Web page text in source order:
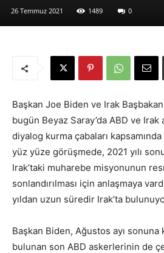
26 Temmuz 2021 1489 0
Başkan Joe Biden ve Irak
bugün Beyaz Saray’da ABD ve Irak
diyalog kurma çabaları
yüz yüze görüşmede, 2021 yılı
Irak’taki muharebe misyonunun
sonlandırılması için anlaşmaya
yıldan uzun süredir Irak’ta
Başkan Biden, Ağustos ayı sonuna
bulunan son ABD askerlerinin de